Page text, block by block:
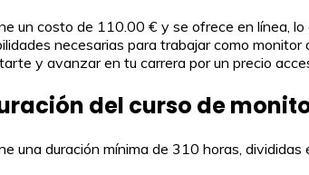
un costo de 110.00 € y se ofrece en línea,
necesarias para trabajar como
y avanzar en tu carrera por un precio
del curso de
una duración mínima de 310 horas,